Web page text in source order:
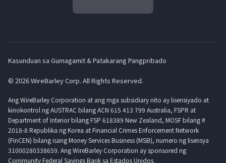
Kasunduan sa Gumagamit & Patakarang Pangpribado
© 2026 WireBarley Corp. All Rights Reserved.
Ang WireBarley Corporation at ang mga subsidiary nito ay lisensiyado at
kinokontrol ng AUSTRAC bilang ACN 615 413 799 Australia, FSPR at
Department of Interior bilang FSP 618389 New Zealand, MOSF bilang #
2018-8 Republika ng Korea at Financial Crimes Enforcement Network
(FinCEN) bilang isang Money Services Business (MSB), numero ng lisensya
31000280338659. Ang WireBarley Corporation ay sponsored ng
Community Federal Savings Bank sa Estados Unidos.